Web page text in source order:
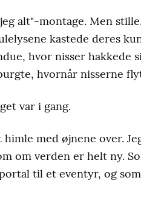
alt"-montage. Men
kastede deres
hvor nisser hakkede
hvornår nisserne
var i gang.
med øjnene over.
om verden er helt ny.
til et eventyr, og